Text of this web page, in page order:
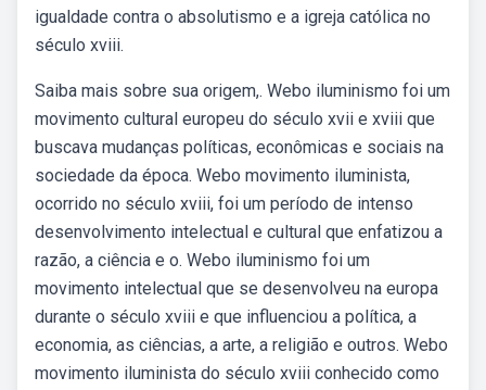
igualdade contra o absolutismo e a igreja católica no
século xviii.
Saiba mais sobre sua origem,. Webo iluminismo foi um
movimento cultural europeu do século xvii e xviii que
buscava mudanças políticas, econômicas e sociais na
sociedade da época. Webo movimento iluminista,
ocorrido no século xviii, foi um período de intenso
desenvolvimento intelectual e cultural que enfatizou a
razão, a ciência e o. Webo iluminismo foi um
movimento intelectual que se desenvolveu na europa
durante o século xviii e que influenciou a política, a
economia, as ciências, a arte, a religião e outros. Webo
movimento iluminista do século xviii conhecido como